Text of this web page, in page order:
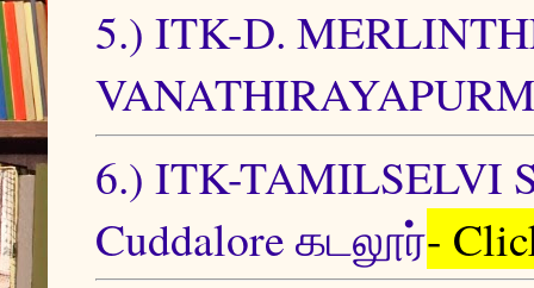
5.) ITK-D.
6.) ITK-TAMILSELVI
Cuddalore கடலூர்-